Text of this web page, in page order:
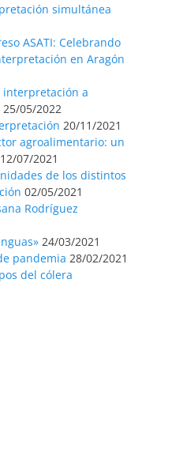
simultánea
ASATI: Celebrando
en Aragón
interpretación a
25/05/2022
20/11/2021
agroalimentario: un
12/07/2021
de los distintos
02/05/2021
Rodríguez
24/03/2021
pandemia 28/02/2021
del cólera